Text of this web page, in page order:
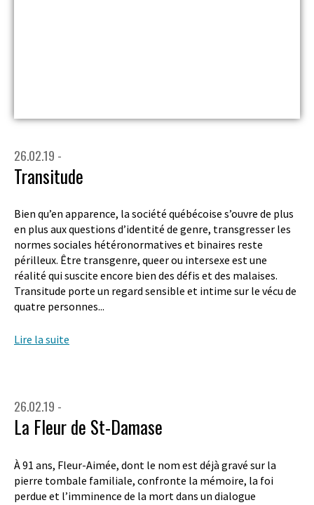
26.02.19 -
Transitude
Bien qu’en apparence, la société québécoise s’ouvre de plus
en plus aux questions d’identité de genre, transgresser les
normes sociales hétéronormatives et binaires reste
périlleux. Être transgenre, queer ou intersexe est une
réalité qui suscite encore bien des défis et des malaises.
Transitude porte un regard sensible et intime sur le vécu de
quatre personnes...
Lire la suite
26.02.19 -
La Fleur de St-Damase
À 91 ans, Fleur-Aimée, dont le nom est déjà gravé sur la
pierre tombale familiale, confronte la mémoire, la foi
perdue et l’imminence de la mort dans un dialogue